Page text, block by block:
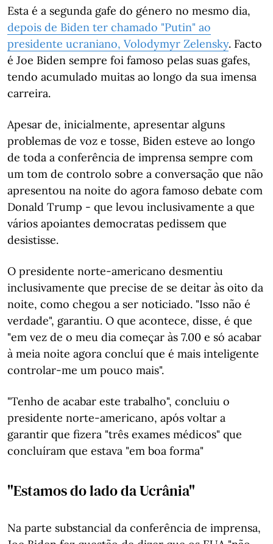
Esta é a segunda gafe do género no mesmo dia,
depois de Biden ter chamado "Putin" ao
presidente ucraniano, Volodymyr Zelensky. Facto
é Joe Biden sempre foi famoso pelas suas gafes,
tendo acumulado muitas ao longo da sua imensa
carreira.
Apesar de, inicialmente, apresentar alguns
problemas de voz e tosse, Biden esteve ao longo
de toda a conferência de imprensa sempre com
um tom de controlo sobre a conversação que não
apresentou na noite do agora famoso debate com
Donald Trump - que levou inclusivamente a que
vários apoiantes democratas pedissem que
desistisse.
O presidente norte-americano desmentiu
inclusivamente que precise de se deitar às oito da
noite, como chegou a ser noticiado. "Isso não é
verdade", garantiu. O que acontece, disse, é que
"em vez de o meu dia começar às 7.00 e só acabar
à meia noite agora concluí que é mais inteligente
controlar-me um pouco mais".
"Tenho de acabar este trabalho", concluiu o
presidente norte-americano, após voltar a
garantir que fizera "três exames médicos" que
concluíram que estava "em boa forma"
"Estamos do lado da Ucrânia"
Na parte substancial da conferência de imprensa,